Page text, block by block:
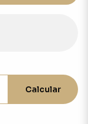
Calcular